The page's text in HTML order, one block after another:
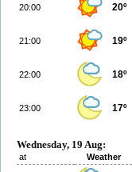
20:00 20º
21:00 19º
22:00 18º
23:00 17º
Wednesday, 19 Aug:
at Weather